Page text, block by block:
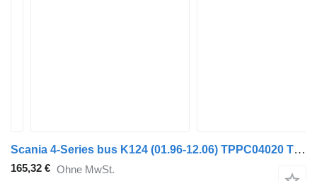
Scania 4-Series bus K124 (01.96-12.06) TPPC04020 Tür für Scania 4-series bus (1995-2006)
165,32 € Ohne MwSt.